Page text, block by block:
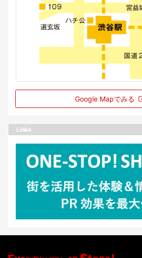
Google Mapでみる
Links